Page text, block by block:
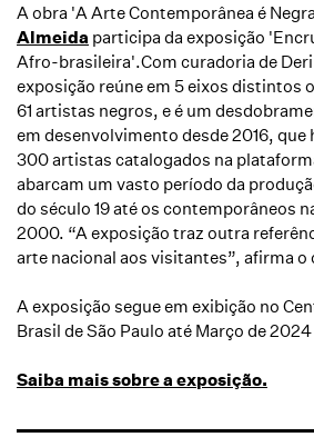
A obra 'A Arte Contemporânea é
Almeida participa da exposição
Afro-brasileira'.Com curadoria de D
exposição reúne em 5 eixos distintos
61 artistas negros, e é um
em desenvolvimento desde 2016, que
300 artistas catalogados na
abarcam um vasto período da
do século 19 até os contemporâneos
2000. “A exposição traz outra
arte nacional aos visitantes”, afirma o
A exposição segue em exibição no
Brasil de São Paulo até Março de 2024
Saiba mais sobre a exposição.